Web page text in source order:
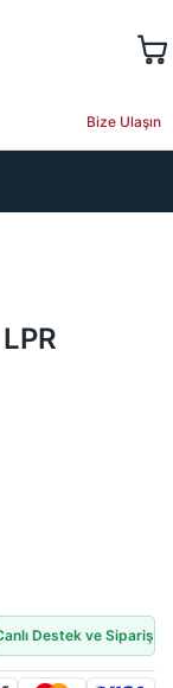
Bize Ulaşın
Destek ve Sipariş